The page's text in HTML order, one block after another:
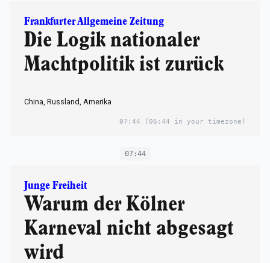
Frankfurter Allgemeine Zeitung
Die Logik nationaler
Machtpolitik ist zurück
China, Russland, Amerika
07:44 (06:44 in your timezone)
07:44
Junge Freiheit
Warum der Kölner
Karneval nicht abgesagt
wird